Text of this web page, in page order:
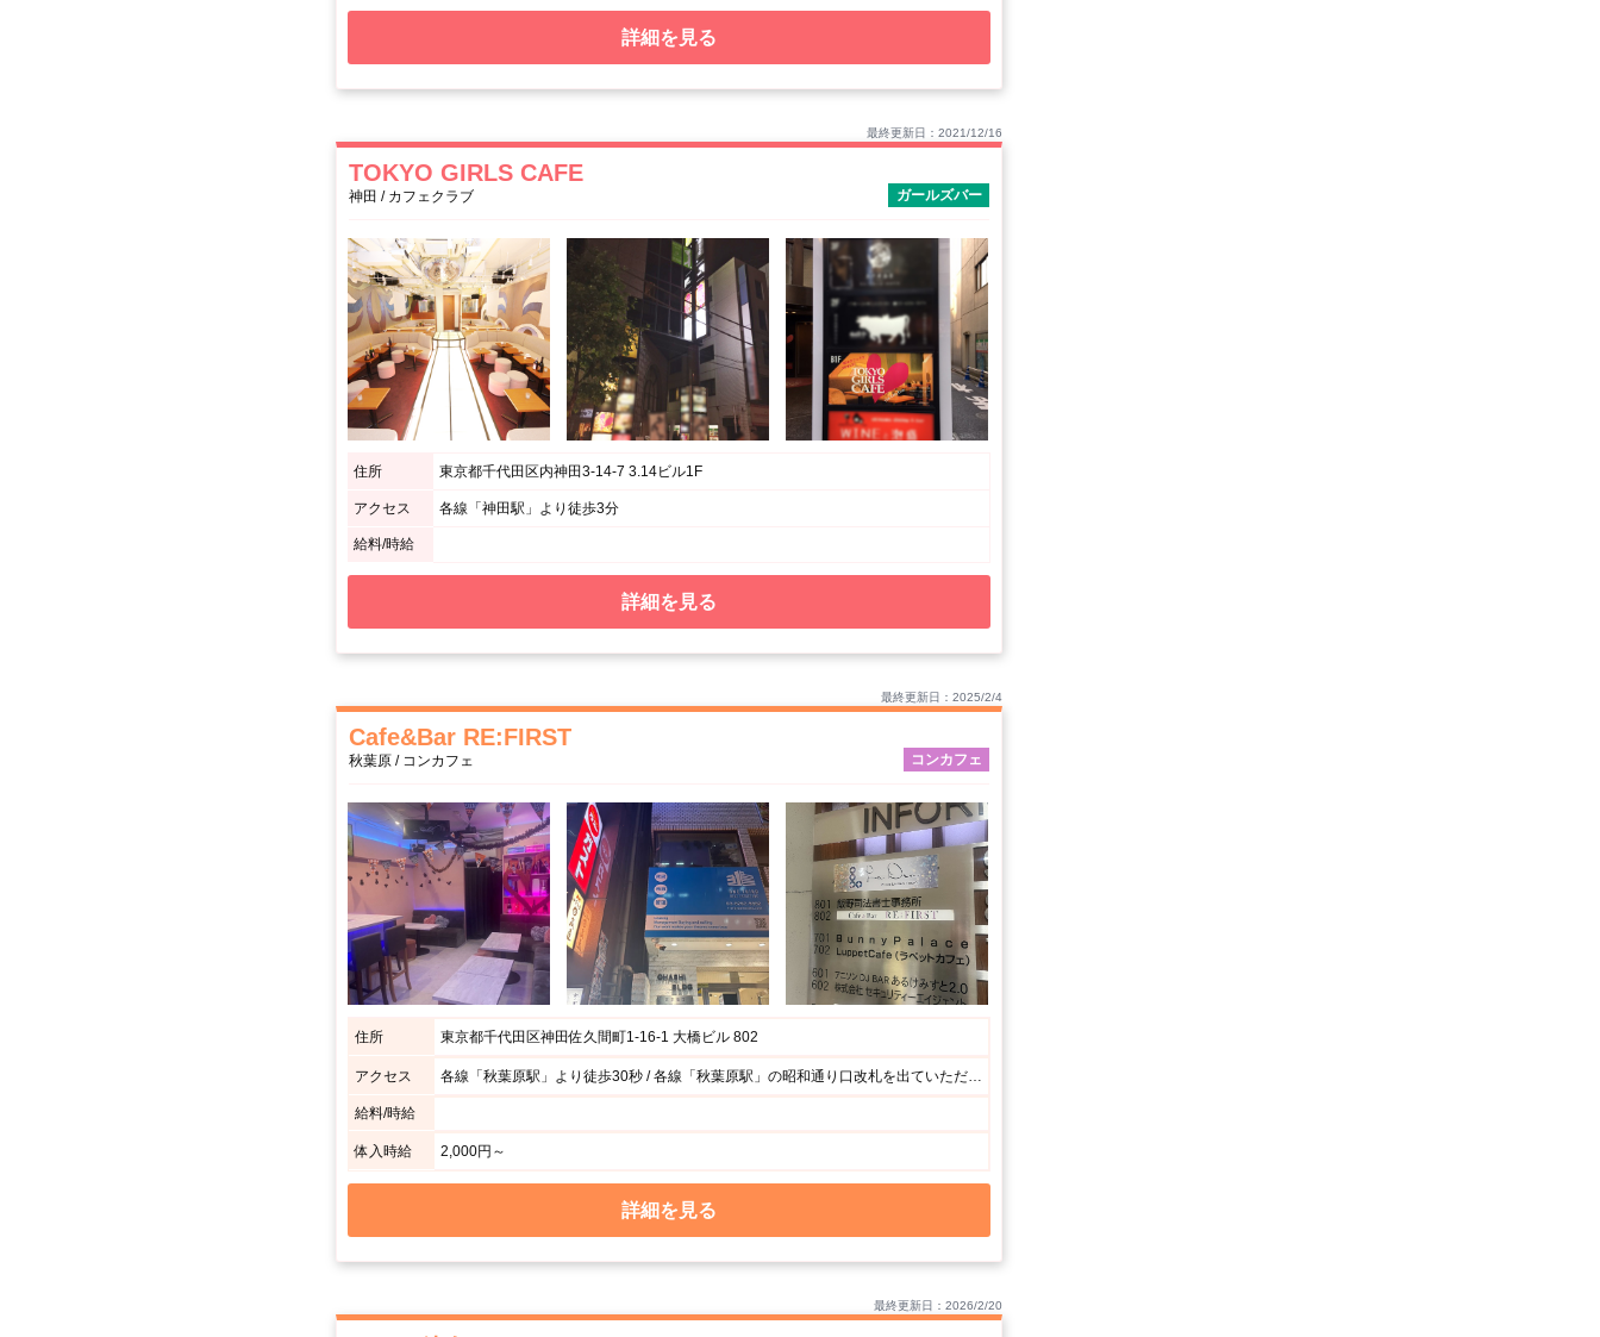
詳細を見る
最終更新日：2021/12/16
TOKYO GIRLS CAFE
神田 / カフェクラブ ガールズバー
住所 東京都千代田区内神田3-14-7 3.14ビル1F
アクセス 各線「神田駅」より徒歩3分
給料/時給
詳細を見る
最終更新日：2025/2/4
Cafe&Bar RE:FIRST
秋葉原 / コンカフェ コンカフェ
住所 東京都千代田区神田佐久間町1-16-1 大橋ビル 802
アクセス 各線「秋葉原駅」より徒歩30秒 / 各線「秋葉原駅」の昭和通り口改札を出ていただきすぐ右へ。「秋葉原駅前南通り」沿いになります。1Fに「ゴーゴーカレー」のある大橋ビルの「8F」になります。
給料/時給
体入時給 2,000円～
詳細を見る
最終更新日：2026/2/20